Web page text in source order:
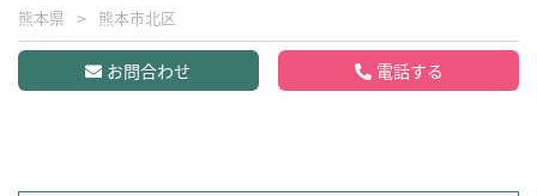
熊本県 熊本市北区
お問合わせ 電話する